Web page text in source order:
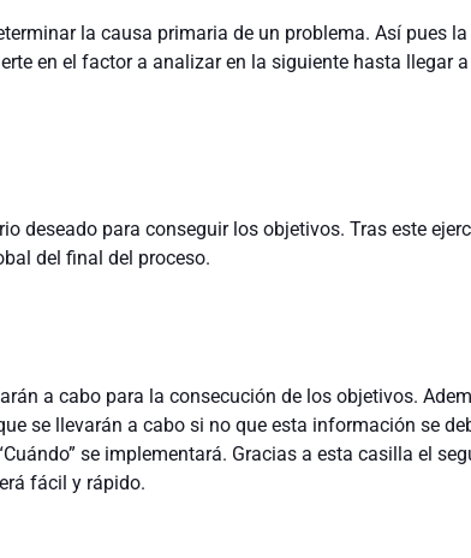
la causa primaria de un problema. Así pues
en el factor a analizar en la siguiente hasta llegar
deseado para conseguir los objetivos. Tras este
del final del proceso.
a cabo para la consecución de los objetivos.
se llevarán a cabo si no que esta información se
se implementará. Gracias a esta casilla el
fácil y rápido.